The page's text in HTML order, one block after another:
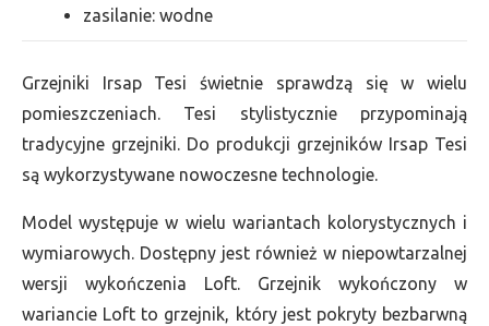
zasilanie: wodne
Grzejniki Irsap Tesi świetnie sprawdzą się w wielu
pomieszczeniach. Tesi stylistycznie przypominają
tradycyjne grzejniki. Do produkcji grzejników Irsap Tesi
są wykorzystywane nowoczesne technologie.
Model występuje w wielu wariantach kolorystycznych i
wymiarowych. Dostępny jest również w niepowtarzalnej
wersji wykończenia Loft. Grzejnik wykończony w
wariancie Loft to grzejnik, który jest pokryty bezbarwną